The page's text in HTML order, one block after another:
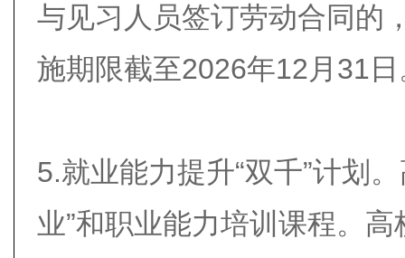
与见习人员签订劳动合同的
施期限截至2026年12月31日
5.就业能力提升“双千”计划
业”和职业能力培训课程。